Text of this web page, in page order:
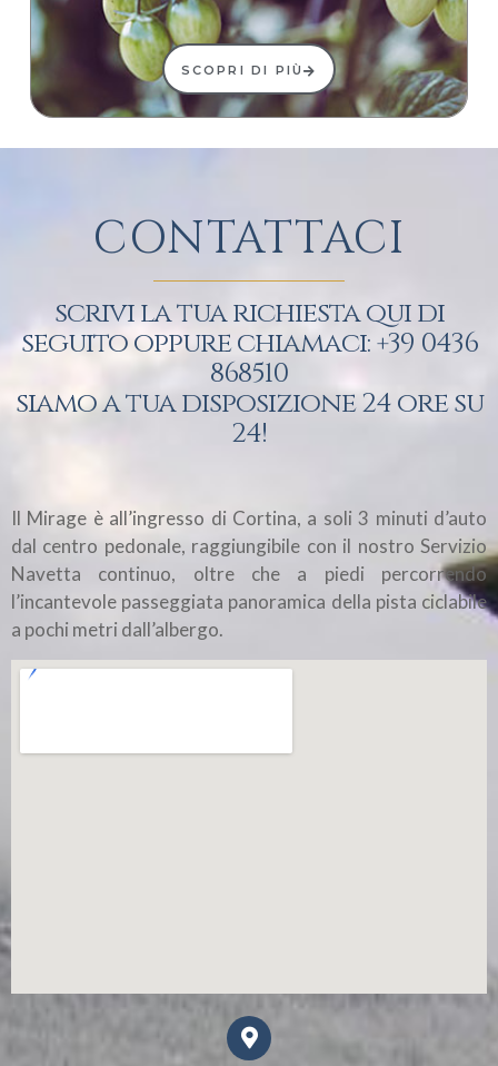
SCOPRI DI PIÙ
CONTATTACI
scrivi la tua richiesta qui di
seguito oppure chiamaci: +39 0436
868510
siamo a tua disposizione 24 ore su
24!
Il Mirage è all’ingresso di Cortina, a soli 3 minuti d’auto
dal centro pedonale, raggiungibile con il nostro Servizio
Navetta continuo, oltre che a piedi percorrendo
l’incantevole passeggiata panoramica della pista ciclabile
a pochi metri dall’albergo.